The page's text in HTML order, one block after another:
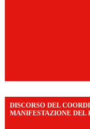
DISCORSO DEL
MANIFESTAZIONE